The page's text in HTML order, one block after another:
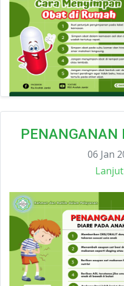
PENANGANAN
06 Jan